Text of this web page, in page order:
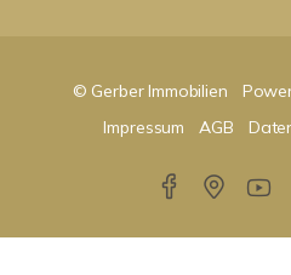
© Gerber Immobilien
Impressum
AGB